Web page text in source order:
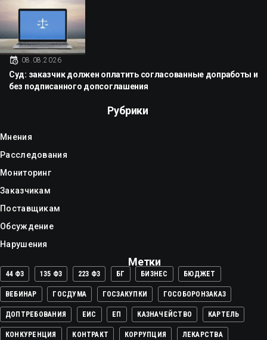
08.08.2026
Суд: заказчик должен оплатить согласованные допработы и
без подписанного допсоглашения
Рубрики
Мнения
Расследования
Мониторинг
Заказчикам
Поставщикам
Обсуждение
Нарушения
Метки
44 ФЗ 135 ФЗ 223 ФЗ БГ БИЗНЕС БЮДЖЕТ
ВЕБИНАР ГОСДУМА ГОСЗАКУПКИ ГОСОБОРОНЗАКАЗ
ДОПТРЕБОВАНИЯ ЕИС ЕП КАЗНАЧЕЙСТВО КАРТЕЛЬ
КОНКУРЕНЦИЯ КОНТРАКТ КОРРУПЦИЯ ЛЕКАРСТВА